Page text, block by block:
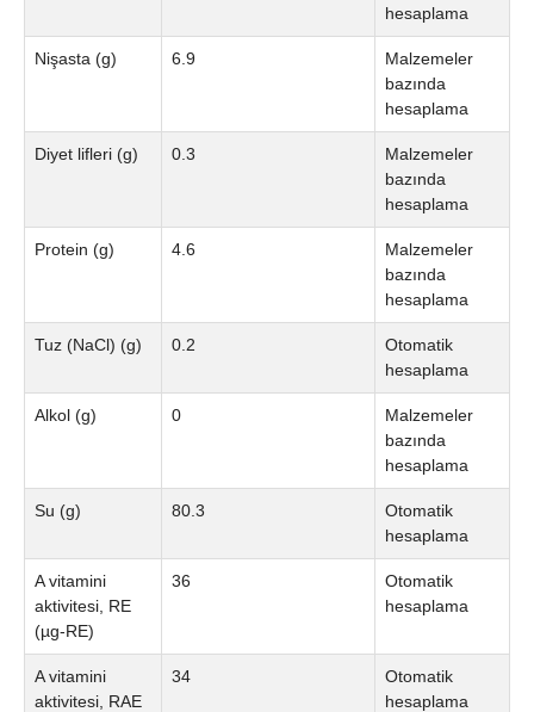
hesaplama
Nişasta (g) 6.9
Malzemeler
bazında
hesaplama
Diyet lifleri (g) 0.3
Malzemeler
bazında
hesaplama
Protein (g) 4.6
Malzemeler
bazında
hesaplama
Tuz (NaCl) (g) 0.2
Otomatik
hesaplama
Alkol (g) 0
Malzemeler
bazında
hesaplama
Su (g) 80.3
Otomatik
hesaplama
A vitamini
aktivitesi, RE
(µg-RE)
36
Otomatik
hesaplama
A vitamini
aktivitesi, RAE
34
Otomatik
hesaplama